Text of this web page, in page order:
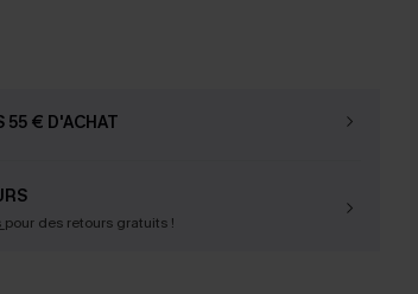
55 € D'ACHAT
pour des retours gratuits !